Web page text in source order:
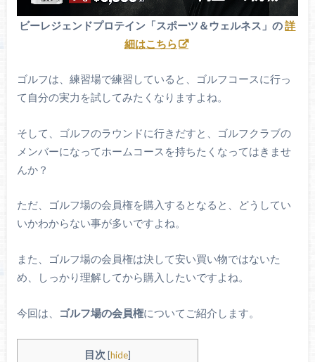
ビーレジェンドプロテイン「スポーツ＆ウェルネス」の詳
細はこちら
ゴルフは、練習場で練習していると、ゴルフコースに行っ
て自分の実力を試してみたくなりますよね。
そして、ゴルフのラウンドに行きだすと、ゴルフクラブの
メンバーになってホームコースを持ちたくなってはきませ
んか？
ただ、ゴルフ場の会員権を購入するとなると、どうしてい
いかわからない事が多いですよね。
また、ゴルフ場の会員権は決して安い買い物ではないた
め、しっかり理解してから購入したいですよね。
今回は、 ゴルフ場の会員権についてご紹介します。
目次 [hide]